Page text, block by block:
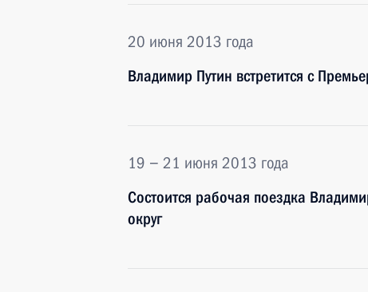
20 июня 2013 года
Владимир Путин встретится с
19 − 21 июня 2013 года
Состоится рабочая поездка
округ